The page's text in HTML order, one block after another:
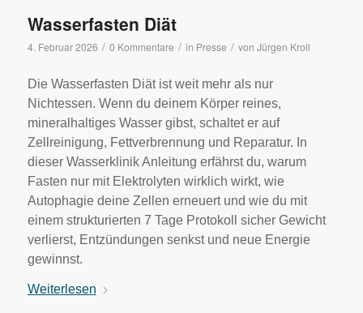
Wasserfasten Diät
4. Februar 2026 / 0 Kommentare / in Presse / von Jürgen Kroll
Die Wasserfasten Diät ist weit mehr als nur
Nichtessen. Wenn du deinem Körper reines,
mineralhaltiges Wasser gibst, schaltet er auf
Zellreinigung, Fettverbrennung und Reparatur. In
dieser Wasserklinik Anleitung erfährst du, warum
Fasten nur mit Elektrolyten wirklich wirkt, wie
Autophagie deine Zellen erneuert und wie du mit
einem strukturierten 7 Tage Protokoll sicher Gewicht
verlierst, Entzündungen senkst und neue Energie
gewinnst.
Weiterlesen